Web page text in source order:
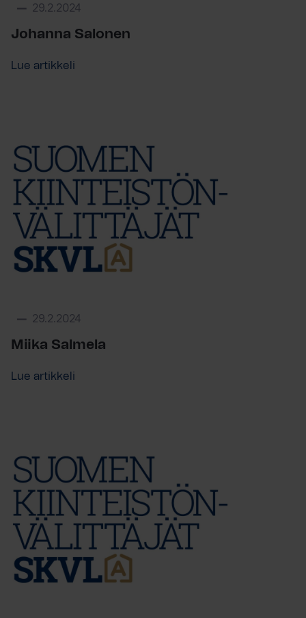
29.2.2024
Johanna Salonen
Lue artikkeli
29.2.2024
Miika Salmela
Lue artikkeli